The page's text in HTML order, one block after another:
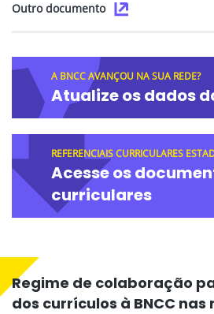
Outro documento
A BNCC AVANÇOU NA SUA REDE?
Atualize os dados
REFERENCIAIS CURRICULARES
Acesse os
curriculares
Regime de colaboração
dos currículos à BNCC